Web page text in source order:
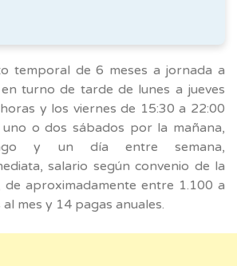
temporal de 6 meses a jornada a
turno de tarde de lunes a jueves
y los viernes de 15:30 a 22:00
o dos sábados por la mañana,
y un día entre semana,
salario según convenio de la
de aproximadamente entre 1.100 a
mes y 14 pagas anuales.